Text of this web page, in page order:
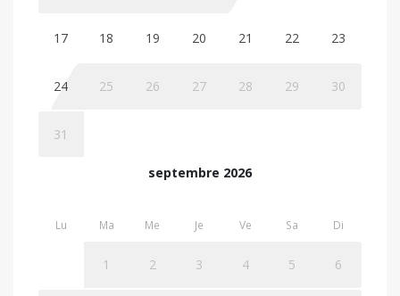
17 18 19 20 21 22 23
24 25 26 27 28 29 30
31
septembre 2026
Lu Ma Me Je Ve Sa Di
1 2 3 4 5 6